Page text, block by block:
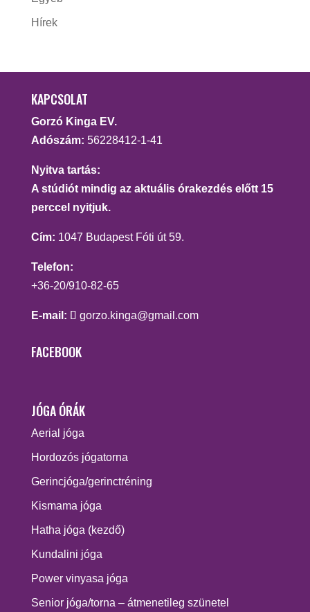
Hírek
KAPCSOLAT
Gorzó Kinga EV.
Adószám: 56228412-1-41
Nyitva tartás:
A stúdiót mindig az aktuális órakezdés előtt 15
perccel nyitjuk.
Cím: 1047 Budapest Fóti út 59.
Telefon:
+36-20/910-82-65
E-mail: gorzo.kinga@gmail.com
FACEBOOK
JÓGA ÓRÁK
Aerial jóga
Hordozós jógatorna
Gerincjóga/gerinctréning
Kismama jóga
Hatha jóga (kezdő)
Kundalini jóga
Power vinyasa jóga
Senior jóga/torna – átmenetileg szünetel